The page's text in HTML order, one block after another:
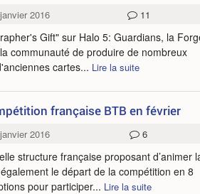
2016 11
Gift" sur Halo 5: Guardians, la
communauté de produire de nombreux
cartes... Lire la suite
française BTB en février
2016 6
structure française proposant d’animer
le départ de la compétition en 8
pour participer... Lire la suite